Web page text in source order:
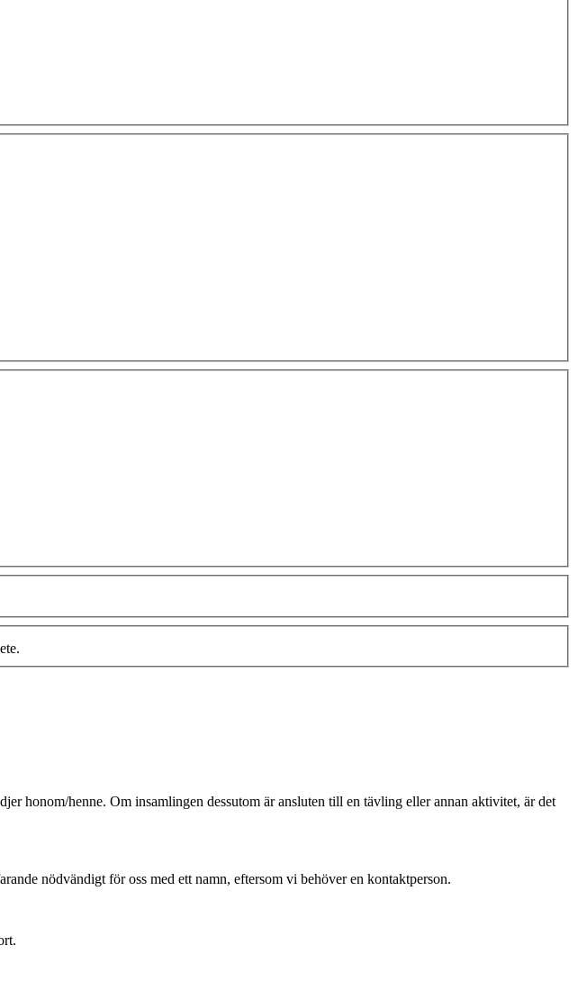
honom/henne. Om insamlingen dessutom är ansluten till en tävling eller annan aktivitet, är det
nödvändigt för oss med ett namn, eftersom vi behöver en kontaktperson.